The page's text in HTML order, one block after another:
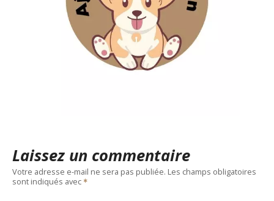
Laissez un commentaire
Votre adresse e-mail ne sera pas publiée. Les champs obligatoires
sont indiqués avec